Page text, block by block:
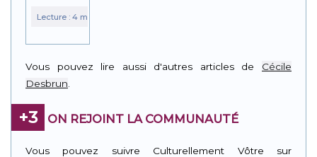
Vous pouvez lire aussi d'autres articles de Cécile
Desbrun
+3 ON REJOINT LA COMMUNAUTÉ
Vous pouvez suivre Culturellement Vôtre sur